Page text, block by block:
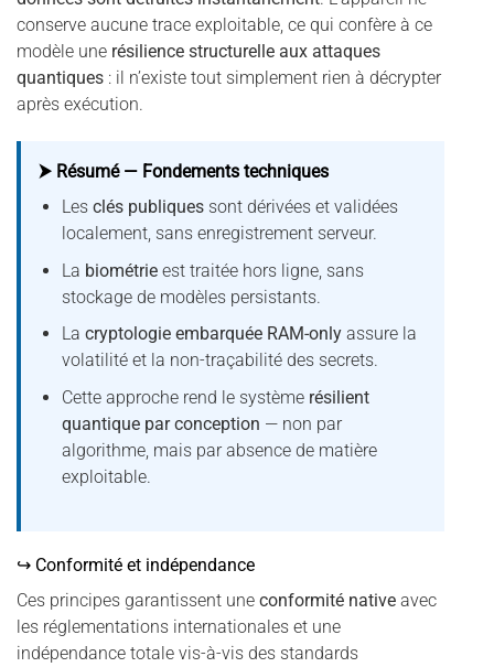
conserve aucune trace exploitable, ce qui confère à ce
modèle une résilience structurelle aux attaques
quantiques : il n’existe tout simplement rien à décrypter
après exécution.
⮞ Résumé — Fondements techniques
Les clés publiquessont dérivées et validées
localement, sans enregistrement serveur.
La biométrieest traitée hors ligne, sans
stockage de modèles persistants.
La cryptologie embarquée RAM-onlyassure la
volatilité et la non-traçabilité des secrets.
Cette approche rend le système résilient
quantique par conception — non par
algorithme, mais par absence de matière
exploitable.
↪ Conformité et indépendance
Ces principes garantissent une conformité native avec
les réglementations internationales et une
indépendance totale vis-à-vis des standards